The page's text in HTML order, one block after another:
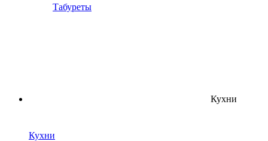
Табуреты
Кухни
Кухни